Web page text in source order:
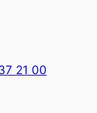
21 00